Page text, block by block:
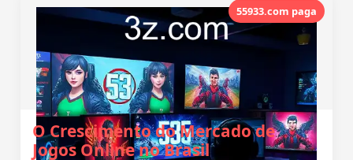
55933.com paga
O Crescimento do Mercado de
Jogos Online no Brasil